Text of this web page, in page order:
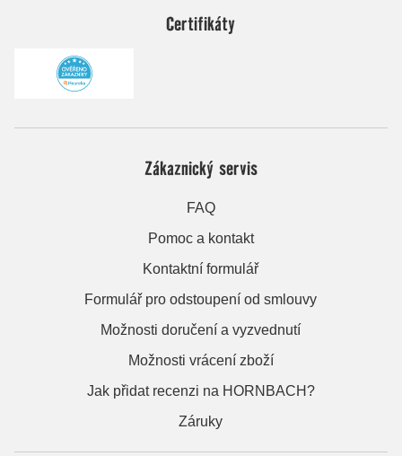
Certifikáty
Zákaznický servis
FAQ
Pomoc a kontakt
Kontaktní formulář
Formulář pro odstoupení od smlouvy
Možnosti doručení a vyzvednutí
Možnosti vrácení zboží
Jak přidat recenzi na HORNBACH?
Záruky